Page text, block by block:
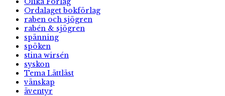
Ordalaget bokförlag
raben och sjögren
rabén & sjögren
spänning
spöken
stina wirsén
syskon
Tema Lättläst
vänskap
äventyr